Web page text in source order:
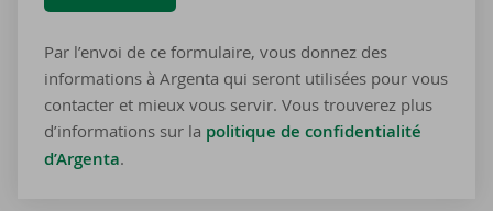
Par l’envoi de ce formulaire, vous donnez des
informations à Argenta qui seront utilisées pour vous
contacter et mieux vous servir. Vous trouverez plus
d’informations sur la politique de confidentialité
d’Argenta.